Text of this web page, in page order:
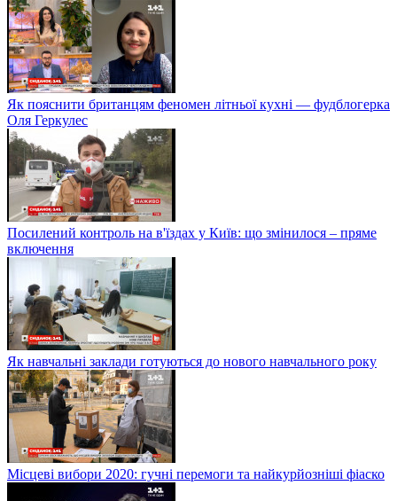
Як пояснити британцям феномен літньої кухні — фудблогерка
Оля Геркулес
Посилений контроль на в'їздах у Київ: що змінилося – пряме
включення
Як навчальні заклади готуються до нового навчального року
Місцеві вибори 2020: гучні перемоги та найкурйозніші фіаско